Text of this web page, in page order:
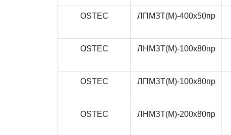
OSTEC ЛПМЗТ(М)-400x50пр
OSTEC ЛНМЗТ(М)-100x80пр
OSTEC ЛПМЗТ(М)-100x80пр
OSTEC ЛНМЗТ(М)-200x80пр